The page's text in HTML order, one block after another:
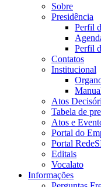
Sobre
Presidência
Perfil
Perfil
Contatos
Institucional
Atos
Tabela de
Atos e
Portal do
Portal
Editais
Vocalato
Informações